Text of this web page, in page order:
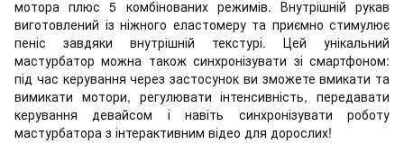
мотора плюс 5 комбінованих режимів. Внутрішній рукав
виготовлений із ніжного еластомеру та приємно стимулює
пеніс завдяки внутрішній текстурі. Цей унікальний
мастурбатор можна також синхронізувати зі смартфоном:
під час керування через застосунок ви зможете вмикати та
вимикати мотори, регулювати інтенсивність, передавати
керування девайсом і навіть синхронізувати роботу
мастурбатора з інтерактивним відео для дорослих!